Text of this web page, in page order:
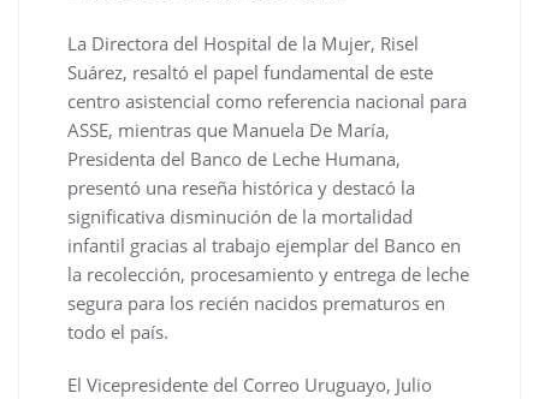
La Directora del Hospital de la Mujer, Risel
Suárez, resaltó el papel fundamental de este
centro asistencial como referencia nacional para
ASSE, mientras que Manuela De María,
Presidenta del Banco de Leche Humana,
presentó una reseña histórica y destacó la
significativa disminución de la mortalidad
infantil gracias al trabajo ejemplar del Banco en
la recolección, procesamiento y entrega de leche
segura para los recién nacidos prematuros en
todo el país.
El Vicepresidente del Correo Uruguayo, Julio